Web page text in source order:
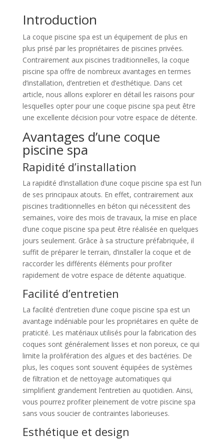
Introduction
La coque piscine spa est un équipement de plus en
plus prisé par les propriétaires de piscines privées.
Contrairement aux piscines traditionnelles, la coque
piscine spa offre de nombreux avantages en termes
d’installation, d’entretien et d’esthétique. Dans cet
article, nous allons explorer en détail les raisons pour
lesquelles opter pour une coque piscine spa peut être
une excellente décision pour votre espace de détente.
Avantages d’une coque
piscine spa
Rapidité d’installation
La rapidité d’installation d’une coque piscine spa est l’un
de ses principaux atouts. En effet, contrairement aux
piscines traditionnelles en béton qui nécessitent des
semaines, voire des mois de travaux, la mise en place
d’une coque piscine spa peut être réalisée en quelques
jours seulement. Grâce à sa structure préfabriquée, il
suffit de préparer le terrain, d’installer la coque et de
raccorder les différents éléments pour profiter
rapidement de votre espace de détente aquatique.
Facilité d’entretien
La facilité d’entretien d’une coque piscine spa est un
avantage indéniable pour les propriétaires en quête de
praticité. Les matériaux utilisés pour la fabrication des
coques sont généralement lisses et non poreux, ce qui
limite la prolifération des algues et des bactéries. De
plus, les coques sont souvent équipées de systèmes
de filtration et de nettoyage automatiques qui
simplifient grandement l’entretien au quotidien. Ainsi,
vous pourrez profiter pleinement de votre piscine spa
sans vous soucier de contraintes laborieuses.
Esthétique et design